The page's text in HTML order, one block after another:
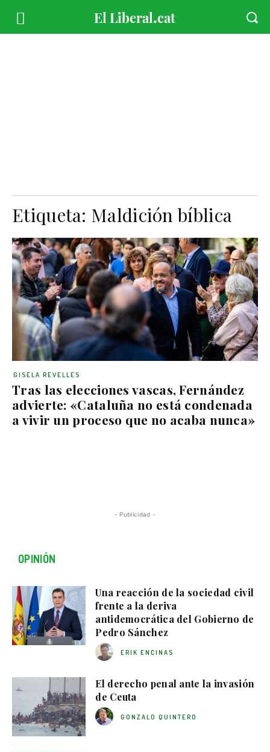
Etiqueta: Maldición bíblica
Tras las elecciones vascas, Fernández
advierte: «Cataluña no está condenada
a vivir un proceso que no acaba nunca»
GISELA REVELLES
- Publicidad -
OPINIÓN
Una reacción de la sociedad civil
frente a la deriva
antidemocrática del Gobierno de
Pedro Sánchez
ERIK ENCINAS
El derecho penal ante la invasión
de Ceuta
GONZALO QUINTERO